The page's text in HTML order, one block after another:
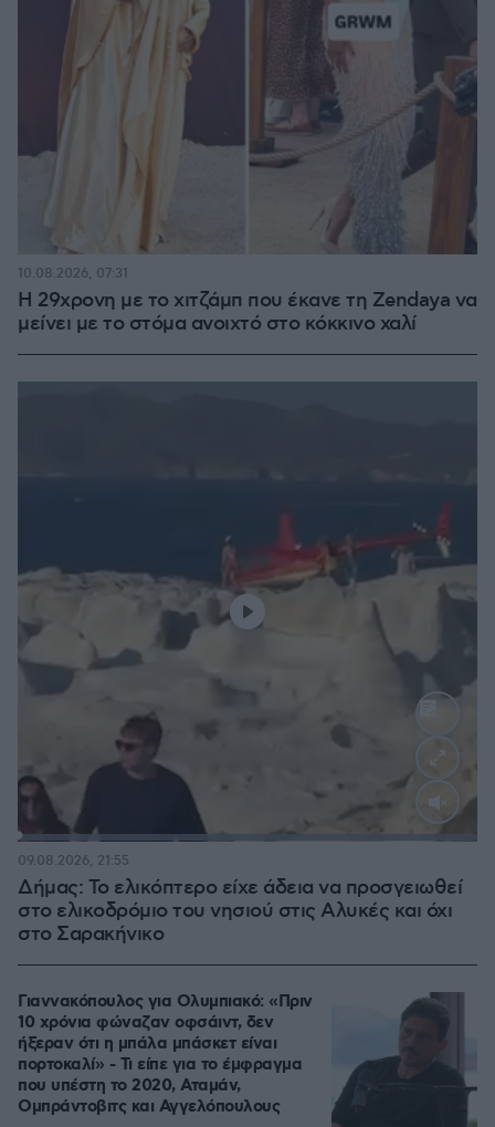
Η 29χρονη με το χιτζάμπ που έκανε τη Zendaya να
μείνει με το στόμα ανοιχτό στο κόκκινο χαλί
10.08.2026, 07:31
:
Δήμας: Το ελικόπτερο είχε άδεια να προσγειωθεί
στο ελικοδρόμιο του νησιού στις Αλυκές και όχι
στο Σαρακήνικο
09.08.2026, 21:55
Γιαννακόπουλος για Ολυμπιακό: «Πριν
10 χρόνια φώναζαν οφσάιντ, δεν
ήξεραν ότι η μπάλα μπάσκετ είναι
πορτοκαλί» - Τι είπε για το έμφραγμα
που υπέστη το 2020, Αταμάν,
Ομπράντοβιτς και Αγγελόπουλους